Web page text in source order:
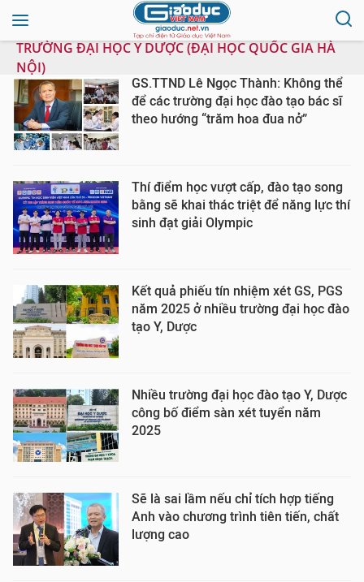
TRƯỜNG ĐẠI HỌC Y DƯỢC (ĐẠI HỌC QUỐC GIA HÀ
NỘI)
GS.TTND Lê Ngọc Thành: Không thể
để các trường đại học đào tạo bác sĩ
theo hướng “trăm hoa đua nở”
Thí điểm học vượt cấp, đào tạo song
bằng sẽ khai thác triệt để năng lực thí
sinh đạt giải Olympic
Kết quả phiếu tín nhiệm xét GS, PGS
năm 2025 ở nhiều trường đại học đào
tạo Y, Dược
Nhiều trường đại học đào tạo Y, Dược
công bố điểm sàn xét tuyển năm
2025
Sẽ là sai lầm nếu chỉ tích hợp tiếng
Anh vào chương trình tiên tiến, chất
lượng cao